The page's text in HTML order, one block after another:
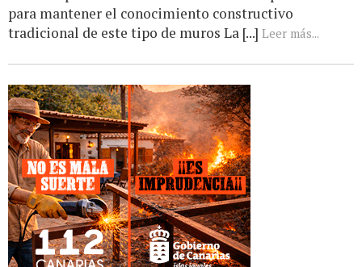
para mantener el conocimiento constructivo
tradicional de este tipo de muros La [...] Leer más...